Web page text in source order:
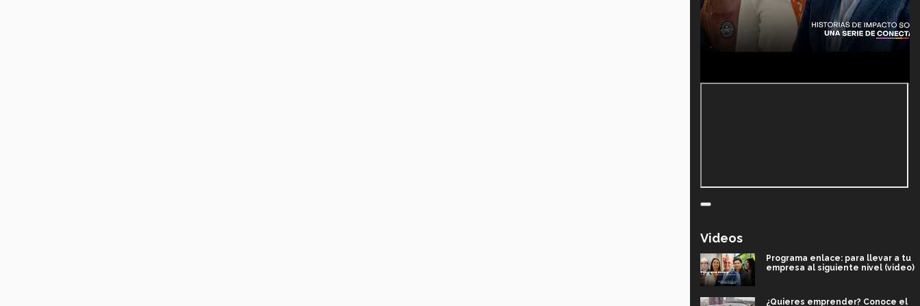
Videos
Programa enlace: para llevar a tu
empresa al siguiente nivel (video)
¿Quieres emprender? Conoce el